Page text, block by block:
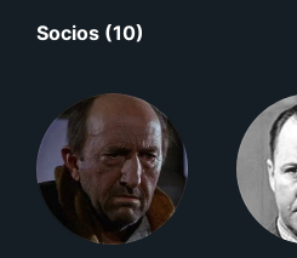
Socios (10)